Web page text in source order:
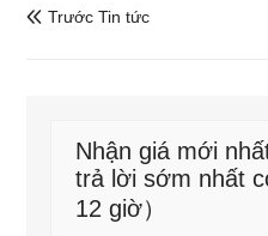
 Trước Tin tức
Nhận giá mới
trả lời sớm nhất
12 giờ）